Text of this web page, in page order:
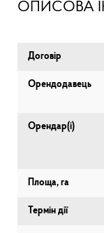
ОПИСОВА
Договір
Орендодавець
Орендар(і)
Площа, га
Термін дії